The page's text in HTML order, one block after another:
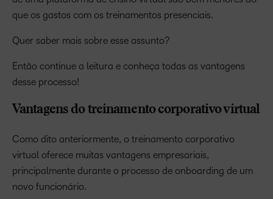
que os gastos com os treinamentos presenciais.
Quer saber mais sobre esse assunto?
Então continue a leitura e conheça todas as vantagens
desse processo!
Vantagens do treinamento corporativo virtual
Como dito anteriormente, o treinamento corporativo
virtual oferece muitas vantagens empresariais,
principalmente durante o processo de onboarding de um
novo funcionário.